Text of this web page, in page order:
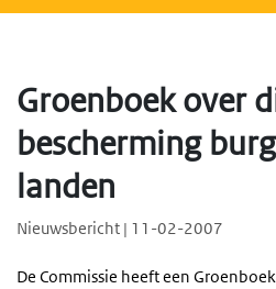
Groenboek over
bescherming
landen
Nieuwsbericht | 11-02-2007
De Commissie heeft een